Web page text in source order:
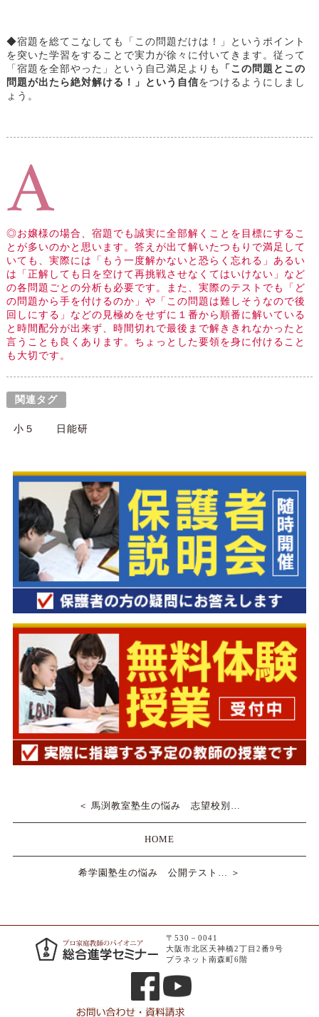
◆宿題を総てこなしても「この問題だけは！」というポイント
を突いた学習をすることで実力が徐々に付いてきます。従って
「宿題を全部やった」という自己満足よりも
「この問題とこの
問題が出たら絶対解ける！」という自信をつけるようにしまし
ょう。
◎お嬢様の場合、宿題でも誠実に全部解くことを目標にするこ
とが多いのかと思います。答えが出て解いたつもりで満足して
いても、実際には「もう一度解かないと恐らく忘れる」あるい
は「正解しても日を空けて再挑戦させなくてはいけない」など
の各問題ごとの分析も必要です。また、実際のテストでも「ど
の問題から手を付けるのか」や「この問題は難しそうなので後
回しにする」などの見極めをせずに１番から順番に解いている
と時間配分が出来ず、時間切れで最後まで解ききれなかったと
言うことも良くあります。ちょっとした要領を身に付けること
も大切です。
関連タグ
小５ 日能研
＜ 馬渕教室塾生の悩み 志望校別…
HOME
希学園塾生の悩み 公開テスト… ＞
〒530－0041
大阪市北区天神橋2丁目2番9号
プラネット南森町6階